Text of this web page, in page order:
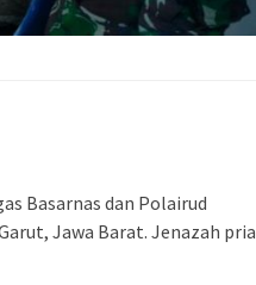
Basarnas dan Polairud
Jawa Barat. Jenazah pria